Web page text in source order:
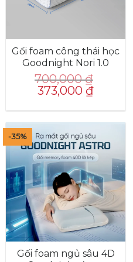
Gối foam công thái học
Goodnight Nori 1.0
700,000₫
Giá
gốc
700,000 ₫.
373,000 ₫Giá
là:
-35%
Gối foam ngủ sâu 4D